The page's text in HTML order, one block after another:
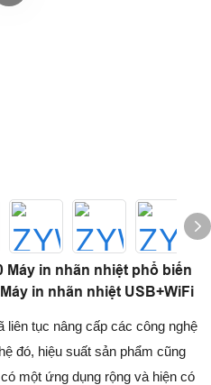
Máy in nhãn nhiệt phổ biến
in nhãn nhiệt USB+WiFi
liên tục nâng cấp các công nghệ
đó, hiệu suất sản phẩm cũng
một ứng dụng rộng và hiện có